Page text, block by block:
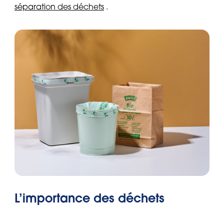
séparation des déchets .
L’importance des déchets